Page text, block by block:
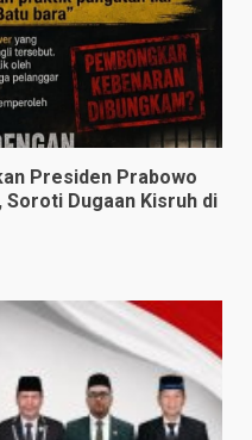
Presiden Prabowo
Dugaan Kisruh di